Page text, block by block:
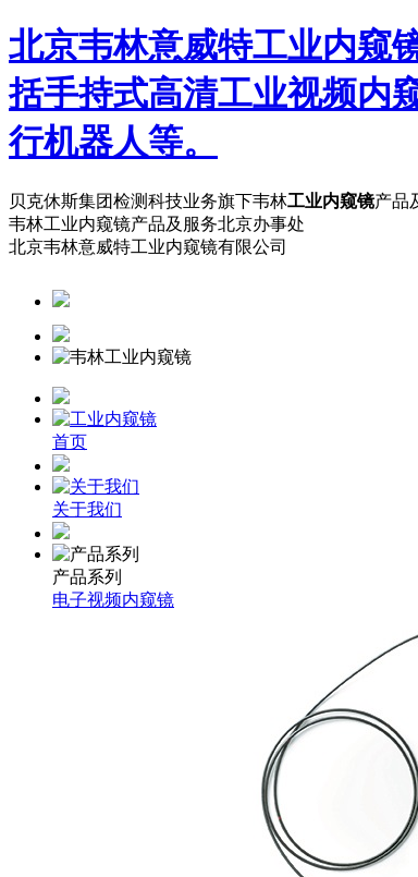
北京韦林意威特工业内窥
括手持式高清工业视频内
行机器人等。
贝克休斯集团检测科技业务旗下韦林工业内窥镜产品
韦林工业内窥镜产品及服务北京办事处
北京韦林意威特工业内窥镜有限公司
首页
关于我们
产品系列
电子视频内窥镜